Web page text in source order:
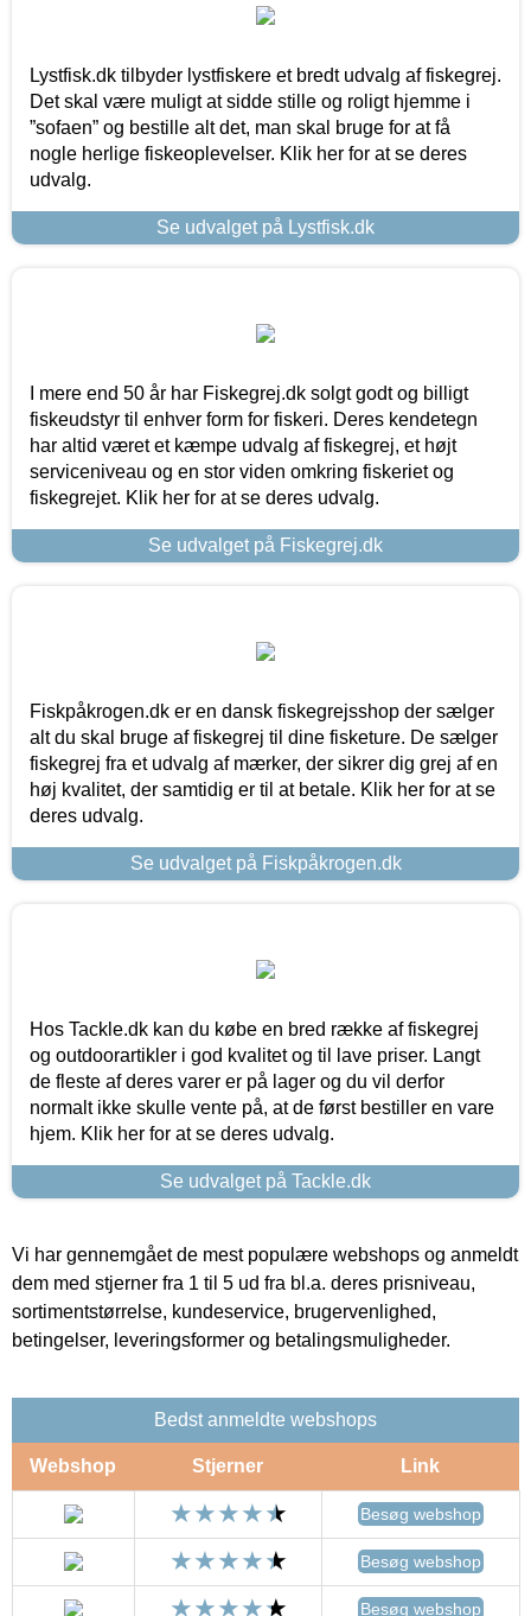
Lystfisk.dk tilbyder lystfiskere et bredt udvalg af fiskegrej.
Det skal være muligt at sidde stille og roligt hjemme i
”sofaen” og bestille alt det, man skal bruge for at få
nogle herlige fiskeoplevelser. Klik her for at se deres
udvalg.
Se udvalget på Lystfisk.dk
I mere end 50 år har Fiskegrej.dk solgt godt og billigt
fiskeudstyr til enhver form for fiskeri. Deres kendetegn
har altid været et kæmpe udvalg af fiskegrej, et højt
serviceniveau og en stor viden omkring fiskeriet og
fiskegrejet. Klik her for at se deres udvalg.
Se udvalget på Fiskegrej.dk
Fiskpåkrogen.dk er en dansk fiskegrejsshop der sælger
alt du skal bruge af fiskegrej til dine fisketure. De sælger
fiskegrej fra et udvalg af mærker, der sikrer dig grej af en
høj kvalitet, der samtidig er til at betale. Klik her for at se
deres udvalg.
Se udvalget på Fiskpåkrogen.dk
Hos Tackle.dk kan du købe en bred række af fiskegrej
og outdoorartikler i god kvalitet og til lave priser. Langt
de fleste af deres varer er på lager og du vil derfor
normalt ikke skulle vente på, at de først bestiller en vare
hjem. Klik her for at se deres udvalg.
Se udvalget på Tackle.dk
Vi har gennemgået de mest populære webshops og anmeldt
dem med stjerner fra 1 til 5 ud fra bl.a. deres prisniveau,
sortimentstørrelse, kundeservice, brugervenlighed,
betingelser, leveringsformer og betalingsmuligheder.
Bedst anmeldte webshops
Webshop Stjerner Link
Besøg webshop
Besøg webshop
Besøg webshop